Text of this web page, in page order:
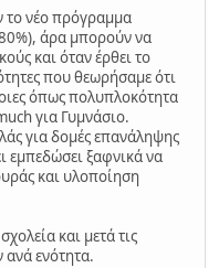
το νέο πρόγραμμα
άρα μπορούν να
και όταν έρθει το
που θεωρήσαμε ότι
όπως πολυπλοκότητα
για Γυμνάσιο.
για δομές επανάληψης
εμπεδώσει ξαφνικά να
και υλοποίηση
και μετά τις
ανά ενότητα.